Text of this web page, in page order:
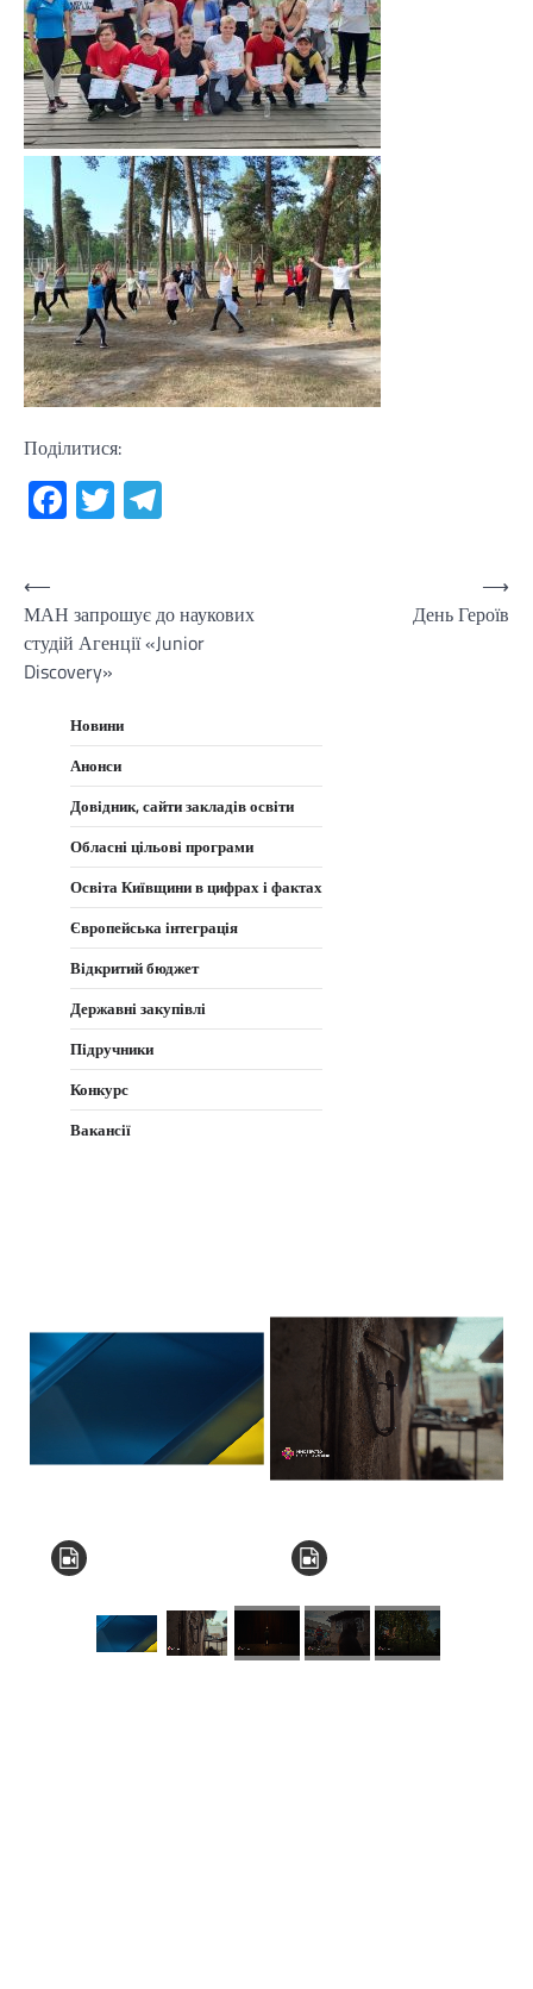
Поділитися:
Facebook
Twitter
Навігація
записів
⟵
МАН запрошує до наукових
студій Агенції «Junior
Discovery»
День Героїв
⟶
Новини
Анонси
Довідник, сайти закладів освіти
Обласні цільові програми
Освіта Київщини в цифрах і фактах
Європейська інтеграція
Відкритий бюджет
Державні закупівлі
Підручники
Конкурс
Вакансії